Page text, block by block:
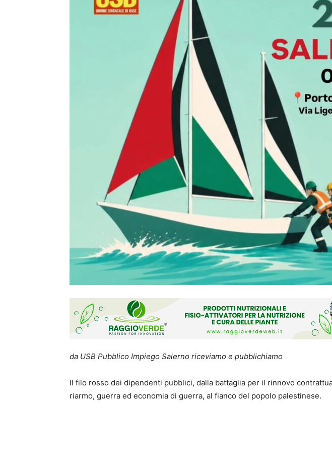
da USB Pubblico Impiego Salerno riceviamo e pubblichiamo
Il filo rosso dei dipendenti pubblici, dalla battaglia per il rinnovo
riarmo, guerra ed economia di guerra, al fianco del popolo palestinese.